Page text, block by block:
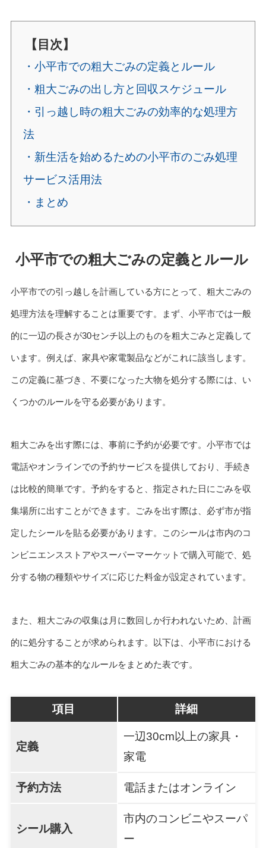
【目次】
・小平市での粗大ごみの定義とルール
・粗大ごみの出し方と回収スケジュール
・引っ越し時の粗大ごみの効率的な処理方
法
・新生活を始めるための小平市のごみ処理
サービス活用法
・まとめ
小平市での粗大ごみの定義とルール
小平市での引っ越しを計画している方にとって、粗大ごみの
処理方法を理解することは重要です。まず、小平市では一般
的に一辺の長さが30センチ以上のものを粗大ごみと定義して
います。例えば、家具や家電製品などがこれに該当します。
この定義に基づき、不要になった大物を処分する際には、い
くつかのルールを守る必要があります。
粗大ごみを出す際には、事前に予約が必要です。小平市では
電話やオンラインでの予約サービスを提供しており、手続き
は比較的簡単です。予約をすると、指定された日にごみを収
集場所に出すことができます。ごみを出す際は、必ず市が指
定したシールを貼る必要があります。このシールは市内のコ
ンビニエンスストアやスーパーマーケットで購入可能で、処
分する物の種類やサイズに応じた料金が設定されています。
また、粗大ごみの収集は月に数回しか行われないため、計画
的に処分することが求められます。以下は、小平市における
粗大ごみの基本的なルールをまとめた表です。
項目 詳細
定義
一辺30cm以上の家具・
家電
予約方法 電話またはオンライン
シール購入
市内のコンビニやスーパ
ー